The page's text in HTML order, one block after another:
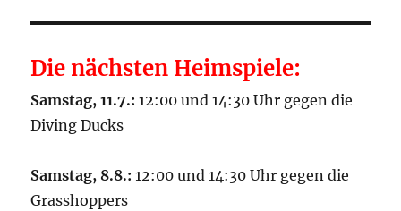
Die nächsten Heimspiele:
Samstag, 11.7.: 12:00 und 14:30 Uhr gegen die
Diving Ducks
Samstag, 8.8.: 12:00 und 14:30 Uhr gegen die
Grasshoppers